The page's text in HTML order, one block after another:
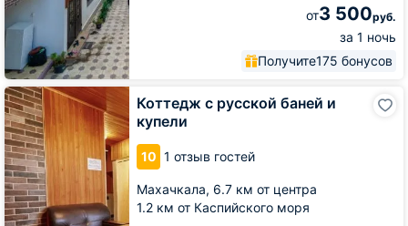
от3 500руб.
за 1 ночь
Получите175 бонусов
Коттедж с русской баней и
купели
10 1 отзыв гостей
Махачкала, 6.7 км от центра
1.2 км от Каспийского моря
Коттедж
с
русской
баней
и
купели